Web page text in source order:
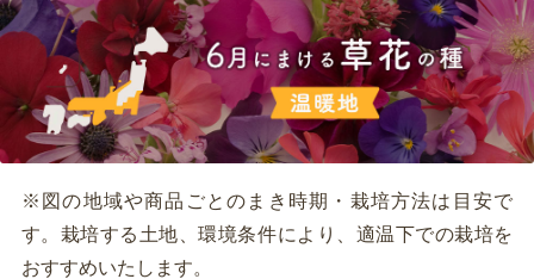
※図の地域や商品ごとのまき時期・栽培方法は目安で
す。栽培する土地、環境条件により、適温下での栽培を
おすすめいたします。